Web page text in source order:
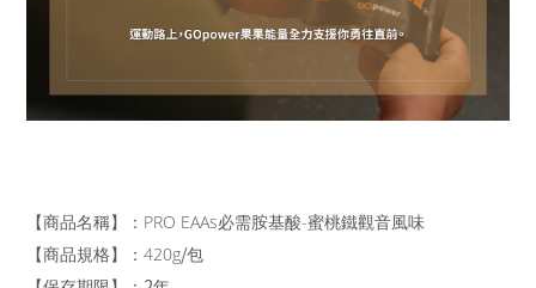
【商品名稱】：PRO EAAs必需胺基酸-蜜桃鐵觀音風味
【商品規格】：420g/包